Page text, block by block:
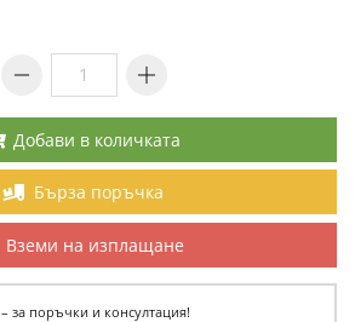
Добави в количката
Бърза поръчка
Вземи на изплащане
– за поръчки и консултация!